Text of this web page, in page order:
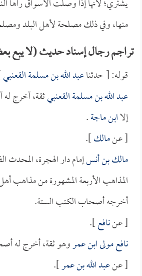
يشتري؛ لأنها إذا وصلت الأسواق رآها
منها، وفي ذلك مصلحة لأهل البلد
تراجم رجال إسناد حديث (لا يبع
قوله: [ حدثناعبد الله بن مسلمة القعنبي
عبد الله بن مسلمة القعنبيثقة، أخرج
إلاابن ماجة.
[ عنمالك].
مالك بن أنسإمام دار الهجرة،
المذاهب الأربعة المشهورة من مذاهب
أخرجه أصحاب الكتب الستة.
[ عننافع].
نافع مولى ابن عمروهو ثقة، أخرج له
[ عنعبد الله بن عمر].